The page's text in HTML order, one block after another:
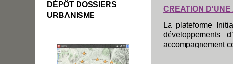
DÉPÔT DOSSIERS
URBANISME
CREATION D'UNE
La plateforme
développements
accompagnement